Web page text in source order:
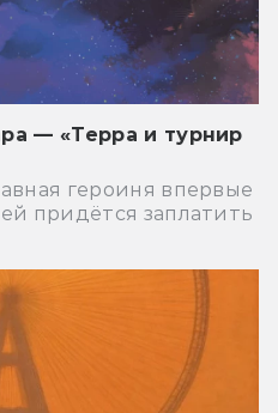
— «Терра и турнир
героиня впервые
придётся заплатить